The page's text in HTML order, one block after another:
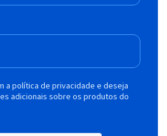
a política de privacidade e deseja
adicionais sobre os produtos do